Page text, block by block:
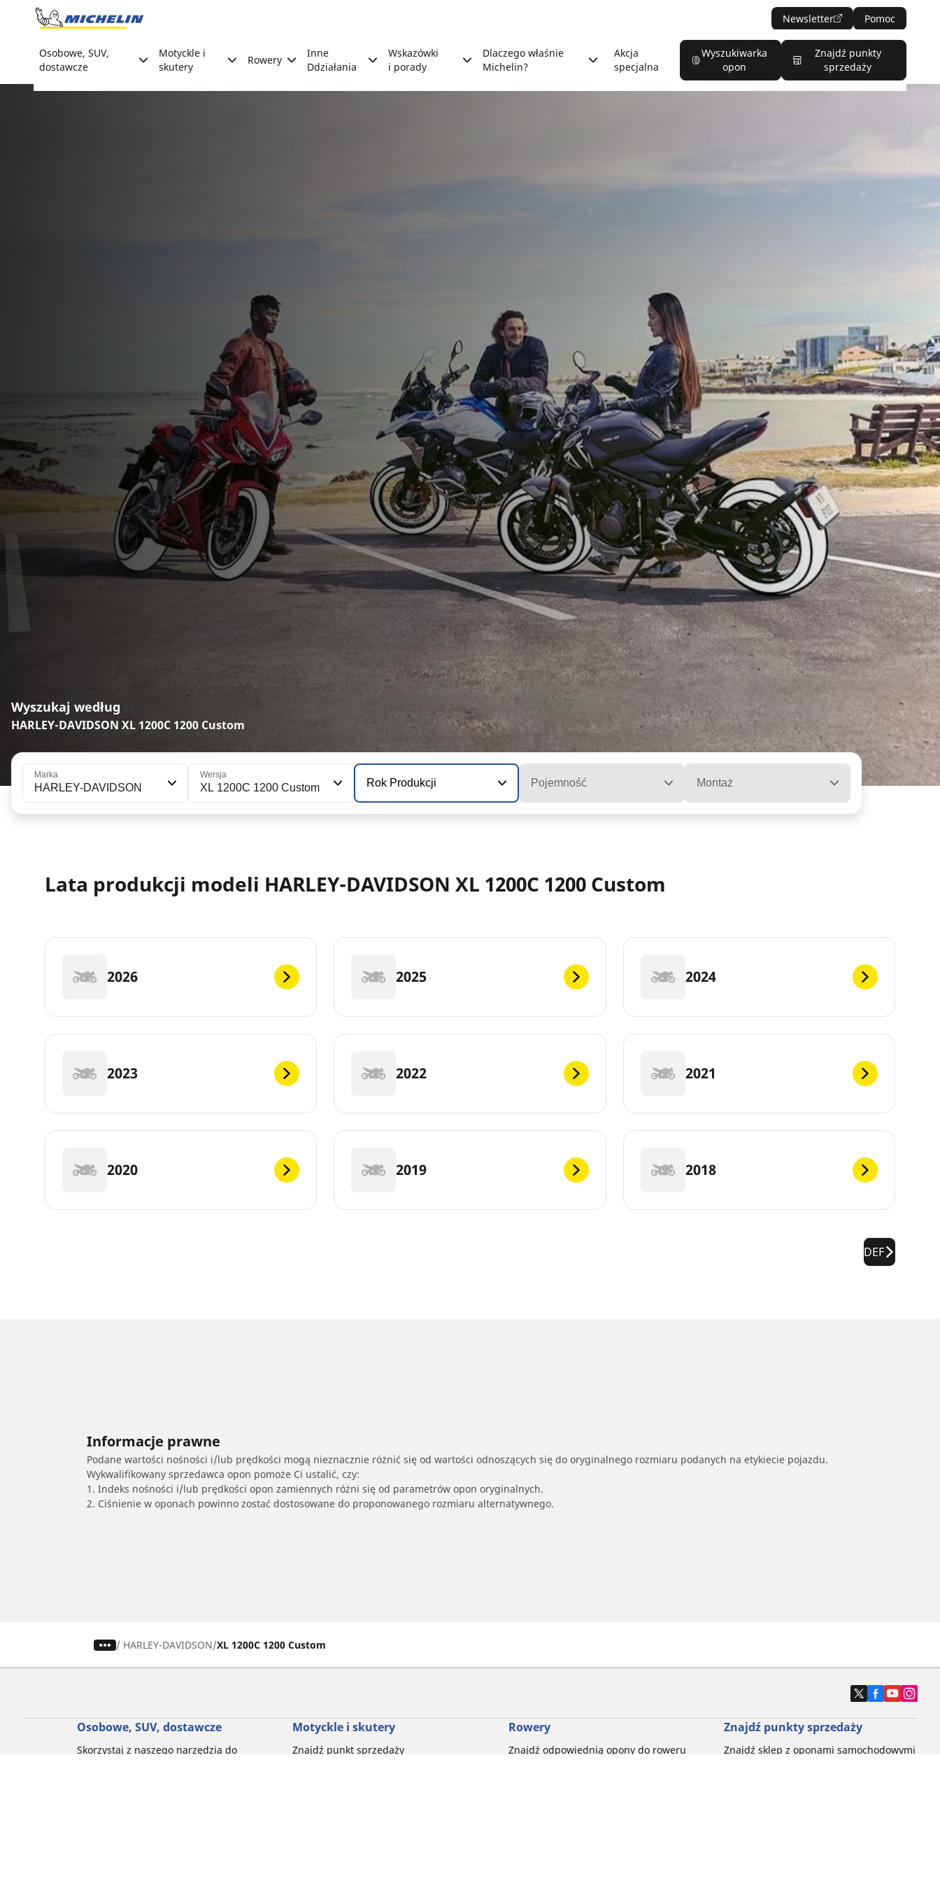
Go to page content
Newsletter Pomoc
Osobowe, SUV,
dostawcze
Motyckle i
skutery
Rowery
Inne
Ddziałania
Wskazówki
i porady
Dlaczego właśnie
Michelin?
Akcja
specjalna
Wyszukiwarka
opon
Znajdź punkty
sprzedaży
Wyszukaj według
HARLEY-DAVIDSON XL 1200C 1200 Custom
Marka
HARLEY-DAVIDSON
Wersja
XL 1200C 1200 Custom Rok Produkcji Pojemność Montaż
Lata produkcji modeli HARLEY-DAVIDSON XL 1200C 1200 Custom
2026 2025 2024
2023 2022 2021
2020 2019 2018
DEF
Informacje prawne
Podane wartości nośności i/lub prędkości mogą nieznacznie różnić się od wartości odnoszących się do oryginalnego rozmiaru podanych na etykiecie pojazdu.
Wykwalifikowany sprzedawca opon pomoże Ci ustalić, czy:
1. Indeks nośności i/lub prędkości opon zamiennych różni się od parametrów opon oryginalnych.
2. Ciśnienie w oponach powinno zostać dostosowane do proponowanego rozmiaru alternatywnego.
/ HARLEY-DAVIDSON XL 1200C 1200 Custom
Osobowe, SUV, dostawcze
Skorzystaj z naszego narzędzia do
Motyckle i skutery
Znajdź punkt sprzedaży
Rowery
Znajdź odpowiednią opony do roweru
Znajdź punkty sprzedaży
Znajdź sklep z oponami samochodowymi